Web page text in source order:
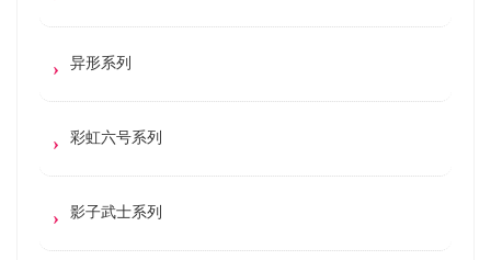
异形系列
彩虹六号系列
影子武士系列